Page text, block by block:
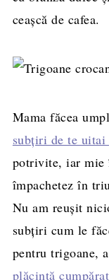
ceașcă de cafea.
Mama făcea
subțiri de te
potrivite, iar mie
împachetez în
Nu am reușit
subțiri cum le
pentru trigoane,
plăcintă